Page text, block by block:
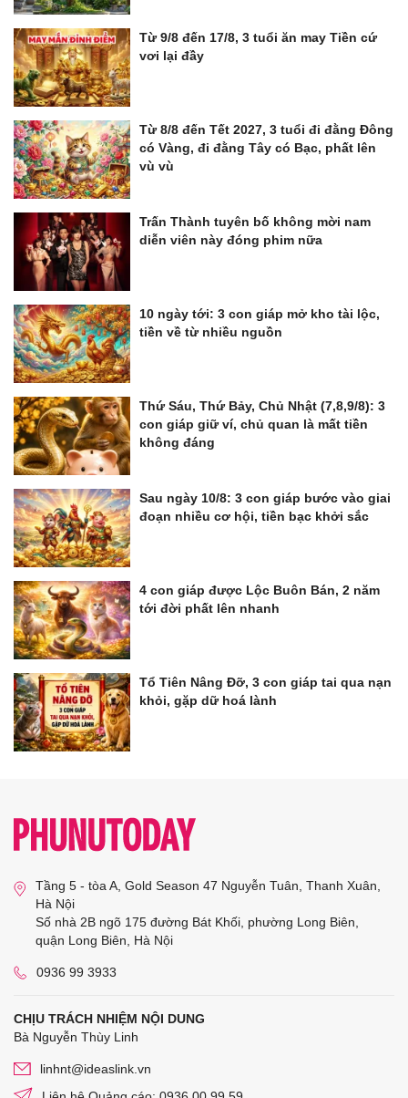
Từ 9/8 đến 17/8, 3 tuổi ăn may Tiền cứ
vơi lại đầy
Từ 8/8 đến Tết 2027, 3 tuổi đi đằng Đông
có Vàng, đi đằng Tây có Bạc, phất lên
vù vù
Trấn Thành tuyên bố không mời nam
diễn viên này đóng phim nữa
10 ngày tới: 3 con giáp mở kho tài lộc,
tiền về từ nhiều nguồn
Thứ Sáu, Thứ Bảy, Chủ Nhật (7,8,9/8): 3
con giáp giữ ví, chủ quan là mất tiền
không đáng
Sau ngày 10/8: 3 con giáp bước vào giai
đoạn nhiều cơ hội, tiền bạc khởi sắc
4 con giáp được Lộc Buôn Bán, 2 năm
tới đời phất lên nhanh
Tổ Tiên Nâng Đỡ, 3 con giáp tai qua nạn
khỏi, gặp dữ hoá lành
Tầng 5 - tòa A, Gold Season 47 Nguyễn Tuân, Thanh Xuân,
Hà Nội
Số nhà 2B ngõ 175 đường Bát Khối, phường Long Biên,
quận Long Biên, Hà Nội
0936 99 3933
CHỊU TRÁCH NHIỆM NỘI DUNG
Bà Nguyễn Thùy Linh
linhnt@ideaslink.vn